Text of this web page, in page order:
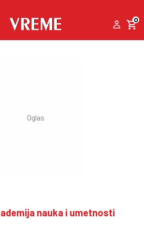
0
nauka i umetnosti